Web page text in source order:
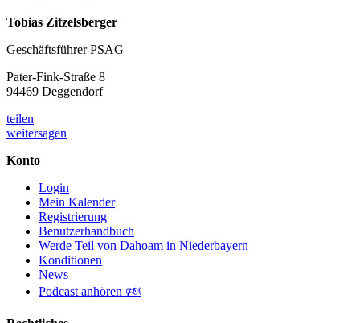
Tobias Zitzelsberger
Geschäftsführer PSAG
Pater-Fink-Straße 8
94469 Deggendorf
teilen
weitersagen
Konto
Login
Mein Kalender
Registrierung
Benutzerhandbuch
Werde Teil von Dahoam in Niederbayern
Konditionen
News
Podcast anhören 🕬